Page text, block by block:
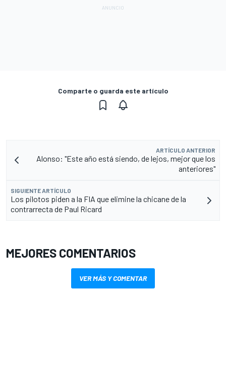
Comparte o guarda este artículo
ARTÍCULO ANTERIOR
Alonso: "Este año está siendo, de lejos, mejor que los
anteriores"
SIGUIENTE ARTÍCULO
Los pilotos piden a la FIA que elimine la chicane de la
contrarrecta de Paul Ricard
MEJORES COMENTARIOS
VER MÁS Y COMENTAR